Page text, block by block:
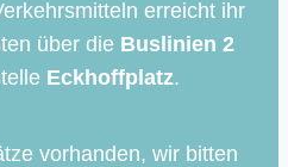
erreicht ihr
über die Buslinien 2
Eckhoffplatz.
vorhanden, wir bitten